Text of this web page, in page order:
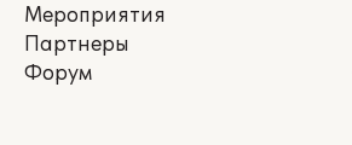
Мероприятия
Партнеры
Форум